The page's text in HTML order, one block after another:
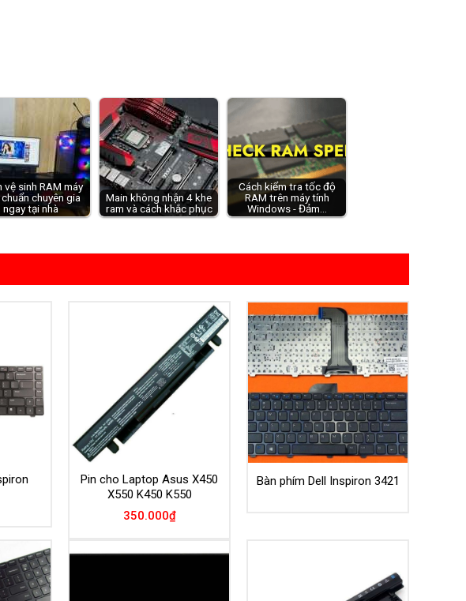
vệ sinh RAM máy
chuyên gia
ngay tại nhà
Main không nhận 4 khe
ram và cách khắc phục
Cách kiểm tra tốc độ
RAM trên máy tính
Windows - Đảm…
Pin cho Laptop Asus X450
X550 K450 K550
350.000₫
Bàn phím Dell Inspiron 3421